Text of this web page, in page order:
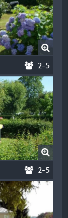
2-5
2-5